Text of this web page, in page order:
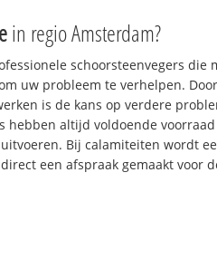
in regio Amsterdam?
schoorsteenvegers die
uw probleem te verhelpen.
is de kans op verdere
hebben altijd voldoende
Bij calamiteiten wordt
een afspraak gemaakt voor